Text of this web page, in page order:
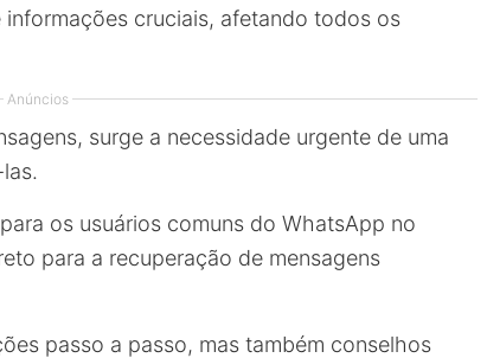
cruciais, afetando todos os
Anúncios
surge a necessidade urgente de uma
os usuários comuns do WhatsApp no
para a recuperação de mensagens
passo a passo, mas também conselhos